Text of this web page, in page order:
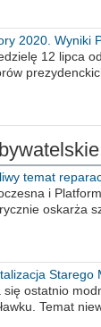
2020. Wyniki
obwodów
12 lipca
temat
i
oskarża
Starego
się ostatnio
Temat